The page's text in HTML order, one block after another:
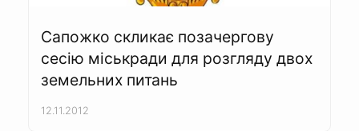
Сапожко скликає позачергову
сесію міськради для розгляду двох
земельних питань
12.11.2012